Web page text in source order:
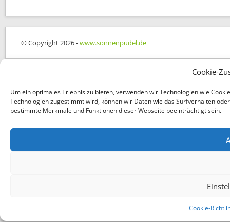
Cookie-
Um ein optimales Erlebnis zu bieten, verwenden wir Technologien wie
Technologien zugestimmt wird, können wir Daten wie das Surfverhalten
bestimmte Merkmale und Funktionen dieser Webseite beeinträchtigt sein.
Cookie-
© Copyright 2026 -www.sonnenpudel.de